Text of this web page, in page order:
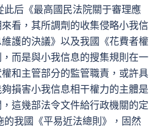
后《最高國民法院關于審理應
看，其所調劑的收集侵略小我信
護的決議》以及我國《花費者權
而是與小我信息的搜集規則在一
和主管部分的監管職責，或許具
損害小我信息相干權力的主體是
，這幾部法令文件給行政機關的定
我國《平易近法總則》，固然